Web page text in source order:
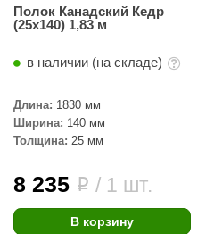
KERN
Snow
Полок Канадский Кедр
(25x140) 1,83 м
в наличии (на складе)
Длина: 1830 мм
Ширина: 140 мм
Толщина: 25 мм
8 235 i / 1 шт.
В корзину